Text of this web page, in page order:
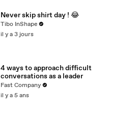
Never skip shirt day ! 😂
Tibo InShape
il y a 3 jours
4 ways to approach difficult
conversations as a leader
Fast Company
il y a 5 ans